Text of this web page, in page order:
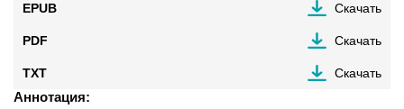
EPUB Скачать
PDF Скачать
TXT Скачать
Аннотация: